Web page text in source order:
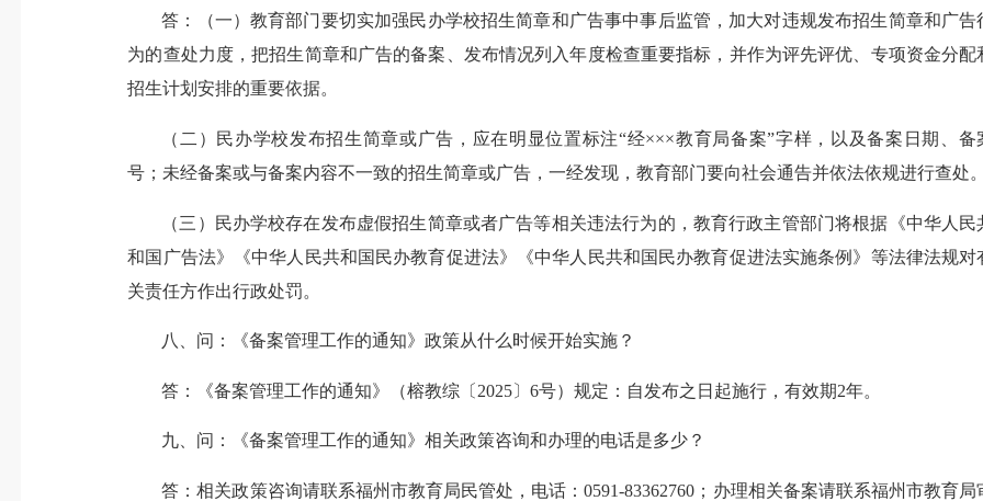
答：（一）教育部门要切实加强民办学校招生简章和广告事中事后监管，加大对违规发布招生简章和广告
为的查处力度，把招生简章和广告的备案、发布情况列入年度检查重要指标，并作为评先评优、专项资金分配
招生计划安排的重要依据。
（二）民办学校发布招生简章或广告，应在明显位置标注“经×××教育局备案”字样，以及备案日期、备
号；未经备案或与备案内容不一致的招生简章或广告，一经发现，教育部门要向社会通告并依法依规进行查处。
（三）民办学校存在发布虚假招生简章或者广告等相关违法行为的，教育行政主管部门将根据《中华人民
和国广告法》《中华人民共和国民办教育促进法》《中华人民共和国民办教育促进法实施条例》等法律法规对
关责任方作出行政处罚。
八、问：《备案管理工作的通知》政策从什么时候开始实施？
答：《备案管理工作的通知》（榕教综〔2025〕6号）规定：自发布之日起施行，有效期2年。
九、问：《备案管理工作的通知》相关政策咨询和办理的电话是多少？
答：相关政策咨询请联系福州市教育局民管处，电话：0591-83362760；办理相关备案请联系福州市教育局